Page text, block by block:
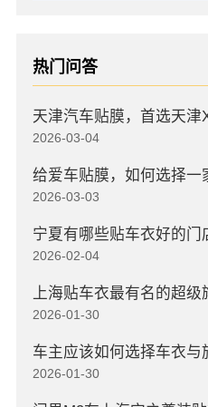
热门问答
2026-03-04
给爱车贴膜，如何选择一
2026-03-03
宁夏有哪些贴车衣好的门
2026-02-04
上海贴车衣最有名的超级
2026-01-30
车主应该如何选择车衣与
2026-01-30